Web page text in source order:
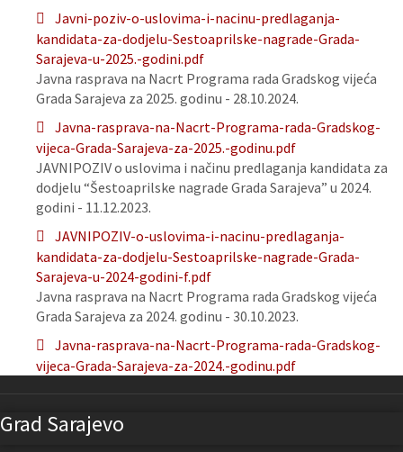
Javni-poziv-o-uslovima-i-nacinu-predlaganja-
kandidata-za-dodjelu-Sestoaprilske-nagrade-Grada-
Sarajeva-u-2025.-godini.pdf
Javna rasprava na Nacrt Programa rada Gradskog vijeća
Grada Sarajeva za 2025. godinu - 28.10.2024.
Javna-rasprava-na-Nacrt-Programa-rada-Gradskog-
vijeca-Grada-Sarajeva-za-2025.-godinu.pdf
JAVNIPOZIV o uslovima i načinu predlaganja kandidata za
dodjelu “Šestoaprilske nagrade Grada Sarajeva” u 2024.
godini - 11.12.2023.
JAVNIPOZIV-o-uslovima-i-nacinu-predlaganja-
kandidata-za-dodjelu-Sestoaprilske-nagrade-Grada-
Sarajeva-u-2024-godini-f.pdf
Javna rasprava na Nacrt Programa rada Gradskog vijeća
Grada Sarajeva za 2024. godinu - 30.10.2023.
Javna-rasprava-na-Nacrt-Programa-rada-Gradskog-
vijeca-Grada-Sarajeva-za-2024.-godinu.pdf
Grad Sarajevo